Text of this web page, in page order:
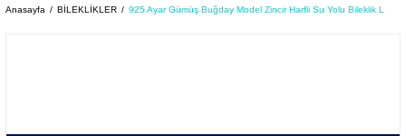
Anasayfa BİLEKLİKLER 925 Ayar Gümüş Buğday Model Zincir Harfli Su Yolu Bileklik L